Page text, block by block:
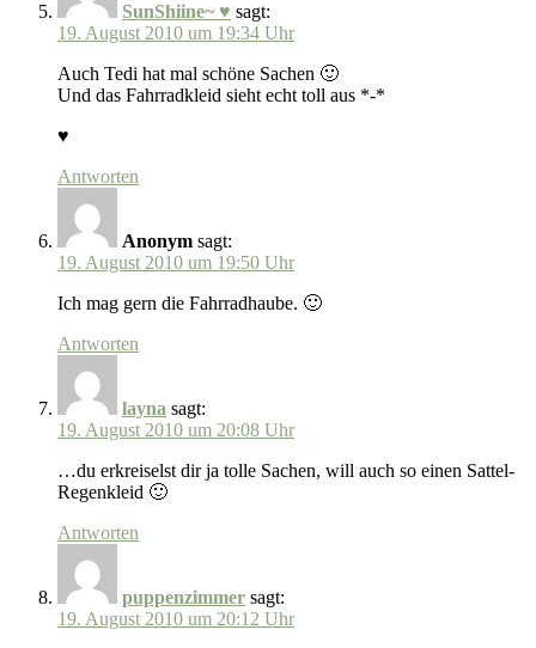
SunShiine~ ♥ sagt:
19. August 2010 um 19:34 Uhr
Auch Tedi hat mal schöne Sachen 🙂
Und das Fahrradkleid sieht echt toll aus *-*
♥
Antworten
Anonym sagt:
19. August 2010 um 19:50 Uhr
Ich mag gern die Fahrradhaube. 🙂
Antworten
layna sagt:
19. August 2010 um 20:08 Uhr
…du erkreiselst dir ja tolle Sachen, will auch so einen Sattel-
Regenkleid 🙂
Antworten
puppenzimmer sagt:
19. August 2010 um 20:12 Uhr